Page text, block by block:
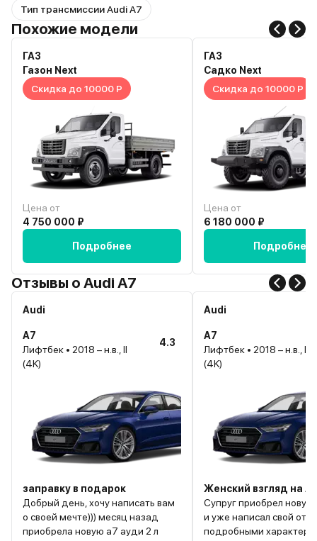
Тип трансмиссии Audi A7
Похожие модели
ГАЗ
Газон Next
Скидка до 10000 Р
Цена от
4 750 000 ₽
Подробнее
ГАЗ
Садко Next
Скидка до 10000 Р
Цена от
6 180 000 ₽
Подробнее
Отзывы о Audi A7
Audi
A7
Лифтбек • 2018 – н.в., II
(4K)
4.3
заправку в подарок
Добрый день, хочу написать вам
о своей мечте))) месяц назад
приобрела новую а7 ауди 2 л
Audi
A7
Лифтбек • 2018 – н.в., II
(4K)
Женский взгляд на
Супруг приобрел
и уже написал свой
подробными